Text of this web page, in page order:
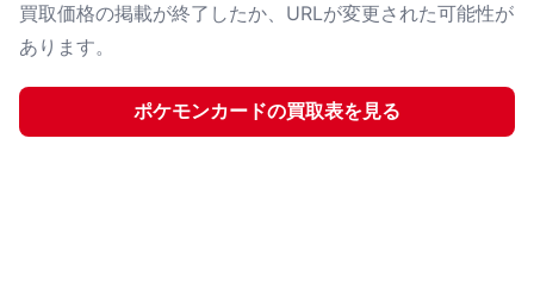
買取価格の掲載が終了したか、URLが変更された可能性が
あります。
ポケモンカードの買取表を見る